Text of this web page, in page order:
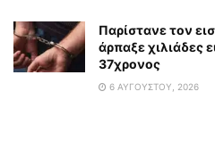
Παρίστανε τον
άρπαξε χιλιάδες
37χρονος
6 ΑΥΓΟΎΣΤΟΥ, 2026